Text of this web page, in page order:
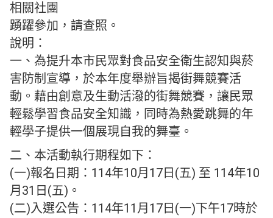
相關社團
踴躍參加，請查照。
說明：
一、為提升本市民眾對食品安全衛生認知與菸
害防制宣導，於本年度舉辦旨揭街舞競賽活
動。藉由創意及生動活潑的街舞競賽，讓民眾
輕鬆學習食品安全知識，同時為熱愛跳舞的年
輕學子提供一個展現自我的舞臺。
二、本活動執行期程如下：
(一)報名日期：114年10月17日(五) 至 114年10
月31日(五)。
(二)入選公告：114年11月17日(一)下午17時於